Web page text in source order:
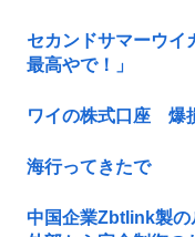
セカンドサマーウ
最高やで！」
ワイの株式口座 爆
海行ってきたで
中国企業Zbtlink製